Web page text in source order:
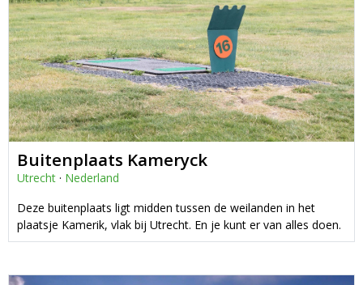
Buitenplaats Kameryck
Utrecht · Nederland
Deze buitenplaats ligt midden tussen de weilanden in het
plaatsje Kamerik, vlak bij Utrecht. En je kunt er van alles doen.